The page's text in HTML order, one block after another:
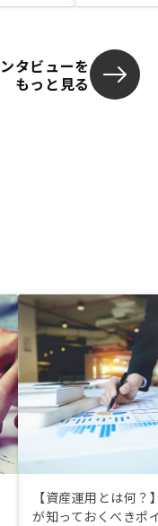
タビューを
もっと見る
【資産運用とは何
が知っておくべきポ